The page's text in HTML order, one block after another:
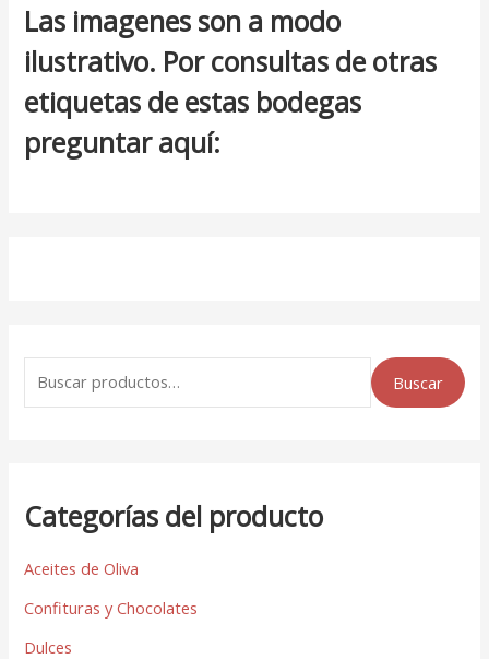
Las imagenes son a modo
ilustrativo. Por consultas de otras
etiquetas de estas bodegas
preguntar aquí:
Buscar
Categorías del producto
Aceites de Oliva
Confituras y Chocolates
Dulces